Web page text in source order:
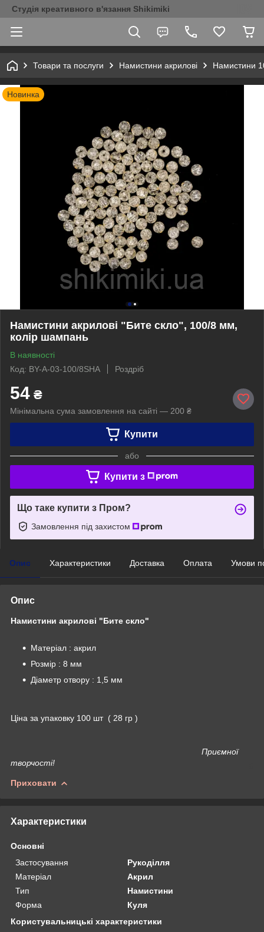
Студія креативного в'язання Shikimiki
Товари та послуги Намистини акрилові Намистини
Новинка
Намистини акрилові "Бите скло", 100/8 мм,
колір шампань
В наявності
Код: BY-A-03-100/8SHA
Роздріб
54 ₴
Мінімальна сума замовлення на сайті — 200 ₴
Купити
або
Купити з
Що таке купити з Пром?
Замовлення під захистом
Опис Характеристики Доставка Оплата Умови
Опис
Намистини акрилові "Бите скло"
Матеріал : акрил
Розмір : 8 мм
Діаметр отвору : 1,5 мм
Ціна за упаковку 100 шт ( 28 гр )
Приємної
творчості!
Приховати
Характеристики
Основні
Застосування
Рукоділля
Матеріал
Акрил
Тип
Намистини
Форма
Куля
Користувальницькі характеристики